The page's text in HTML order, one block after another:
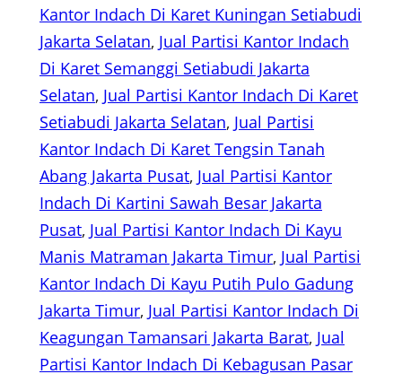
Kantor Indach Di Karet Kuningan Setiabudi
Jakarta Selatan, Jual Partisi Kantor Indach
Di Karet Semanggi Setiabudi Jakarta
Selatan, Jual Partisi Kantor Indach Di Karet
Setiabudi Jakarta Selatan, Jual Partisi
Kantor Indach Di Karet Tengsin Tanah
Abang Jakarta Pusat, Jual Partisi Kantor
Indach Di Kartini Sawah Besar Jakarta
Pusat, Jual Partisi Kantor Indach Di Kayu
Manis Matraman Jakarta Timur, Jual Partisi
Kantor Indach Di Kayu Putih Pulo Gadung
Jakarta Timur, Jual Partisi Kantor Indach Di
Keagungan Tamansari Jakarta Barat, Jual
Partisi Kantor Indach Di Kebagusan Pasar